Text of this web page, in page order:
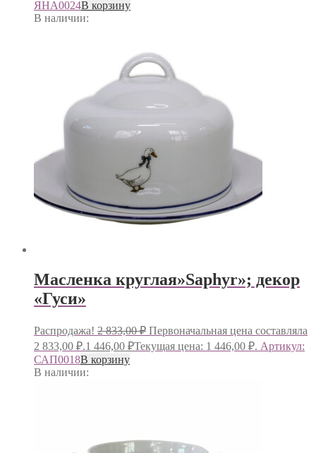
ЯНА0024В корзину
В наличии:
Масленка круглая»Saphyr»; декор
«Гуси»
Распродажа! 2 833,00₽ Первоначальная цена составляла
2 833,00 ₽.1 446,00 ₽Текущая цена: 1 446,00 ₽. Артикул:
САП0018В корзину
В наличии: